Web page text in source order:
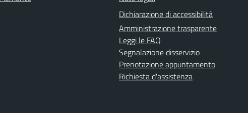
Dichiarazione di accessibilità
Amministrazione trasparente
Leggi le FAQ
Segnalazione disservizio
Prenotazione appuntamento
Richiesta d'assistenza